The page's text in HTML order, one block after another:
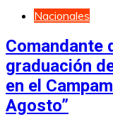
Nacionales
Comandante
graduación
en el
Agosto”